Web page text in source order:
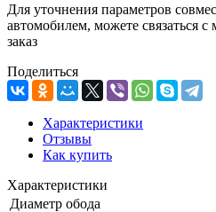
Для уточнения параметров
автомобилем, можете связаться
заказ
Поделиться
Характеристики
Отзывы
Как купить
Характеристики
Диаметр обода